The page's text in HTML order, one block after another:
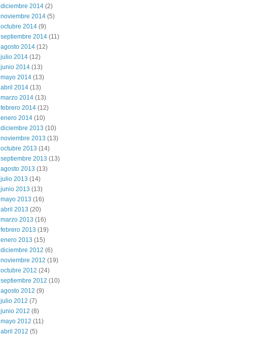
diciembre 2014 (2)
noviembre 2014 (5)
octubre 2014 (9)
septiembre 2014 (11)
agosto 2014 (12)
julio 2014 (12)
junio 2014 (13)
mayo 2014 (13)
abril 2014 (13)
marzo 2014 (13)
febrero 2014 (12)
enero 2014 (10)
diciembre 2013 (10)
noviembre 2013 (13)
octubre 2013 (14)
septiembre 2013 (13)
agosto 2013 (13)
julio 2013 (14)
junio 2013 (13)
mayo 2013 (16)
abril 2013 (20)
marzo 2013 (16)
febrero 2013 (19)
enero 2013 (15)
diciembre 2012 (6)
noviembre 2012 (19)
octubre 2012 (24)
septiembre 2012 (10)
agosto 2012 (9)
julio 2012 (7)
junio 2012 (8)
mayo 2012 (11)
abril 2012 (5)